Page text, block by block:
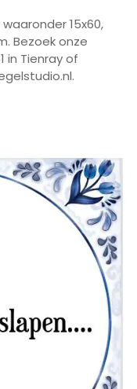
15x60,
Bezoek onze
in Tienray of